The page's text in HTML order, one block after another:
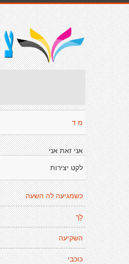
מ ד
אני זאת אני
לקט יצירות
כשמגיעה לה השעה
לָךְ
השקיעה
כוכבי